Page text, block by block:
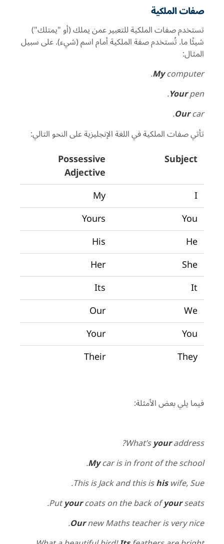
صفات الملكية
تستخدم صفات الملكية للتعبير عمن يملك (أو "يمتلك")
شيئًا ما. تُستخدم صفة الملكية أمام اسم (شيء). على سبيل
المثال:
Mycomputer.
Yourpen.
Ourcar.
تأتي صفات الملكية في اللغة الإنجليزية على النحو التالي:
Subject
Possessive
Adjective
I
My
You
Yours
He
His
She
Her
It
Its
We
Our
You
Your
They
Their
فيما يلي بعض الأمثلة:
What’syouraddress?
Mycar is in front of the school.
This is Jack and this ishiswife, Sue.
Putyourcoats on the back ofyourseats.
Ournew Maths teacher is very nice.